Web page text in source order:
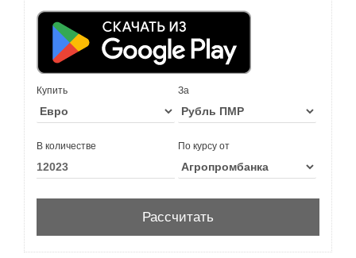
Купить За
В количестве По курсу от